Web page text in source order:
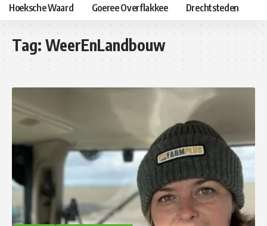
Hoeksche Waard Goeree Overflakkee Drechtsteden
Tag: WeerEnLandbouw